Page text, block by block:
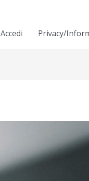
Accedi Privacy/